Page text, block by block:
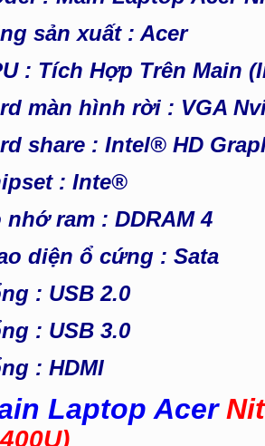
sản xuất : Acer
: Tích Hợp Trên Main
màn hình rời : VGA
share : Intel® HD
: Inte®
nhớ ram : DDRAM 4
diện ổ cứng : Sata
: USB 2.0
: USB 3.0
: HDMI
Laptop Acer